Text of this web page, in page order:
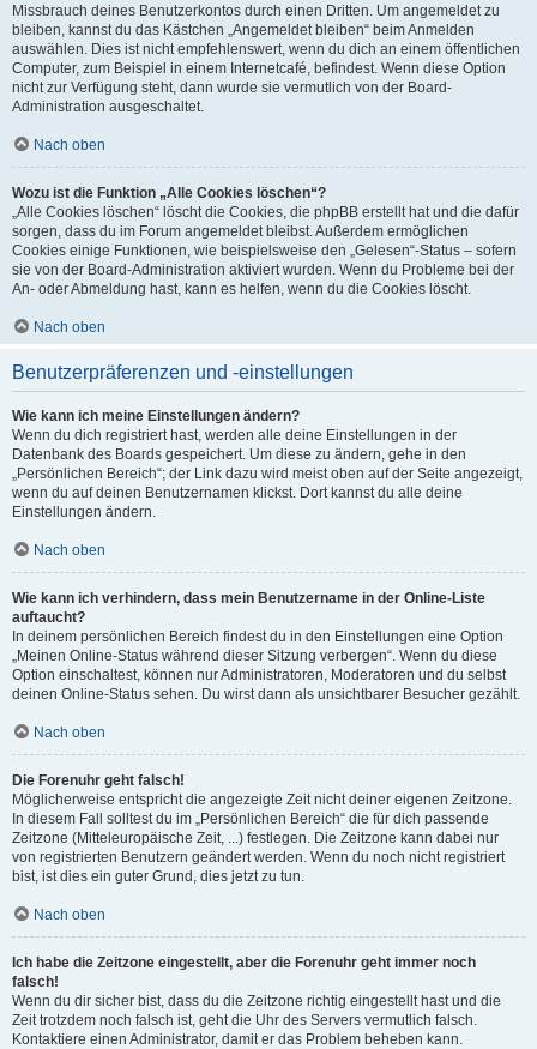
Missbrauch deines Benutzerkontos durch einen Dritten. Um angemeldet zu
bleiben, kannst du das Kästchen „Angemeldet bleiben“ beim Anmelden
auswählen. Dies ist nicht empfehlenswert, wenn du dich an einem öffentlichen
Computer, zum Beispiel in einem Internetcafé, befindest. Wenn diese Option
nicht zur Verfügung steht, dann wurde sie vermutlich von der Board-
Administration ausgeschaltet.
Nach oben
Wozu ist die Funktion „Alle Cookies löschen“?
„Alle Cookies löschen“ löscht die Cookies, die phpBB erstellt hat und die dafür
sorgen, dass du im Forum angemeldet bleibst. Außerdem ermöglichen
Cookies einige Funktionen, wie beispielsweise den „Gelesen“-Status – sofern
sie von der Board-Administration aktiviert wurden. Wenn du Probleme bei der
An- oder Abmeldung hast, kann es helfen, wenn du die Cookies löscht.
Nach oben
Benutzerpräferenzen und -einstellungen
Wie kann ich meine Einstellungen ändern?
Wenn du dich registriert hast, werden alle deine Einstellungen in der
Datenbank des Boards gespeichert. Um diese zu ändern, gehe in den
„Persönlichen Bereich“; der Link dazu wird meist oben auf der Seite angezeigt,
wenn du auf deinen Benutzernamen klickst. Dort kannst du alle deine
Einstellungen ändern.
Nach oben
Wie kann ich verhindern, dass mein Benutzername in der Online-Liste
auftaucht?
In deinem persönlichen Bereich findest du in den Einstellungen eine Option
„Meinen Online-Status während dieser Sitzung verbergen“. Wenn du diese
Option einschaltest, können nur Administratoren, Moderatoren und du selbst
deinen Online-Status sehen. Du wirst dann als unsichtbarer Besucher gezählt.
Nach oben
Die Forenuhr geht falsch!
Möglicherweise entspricht die angezeigte Zeit nicht deiner eigenen Zeitzone.
In diesem Fall solltest du im „Persönlichen Bereich“ die für dich passende
Zeitzone (Mitteleuropäische Zeit, ...) festlegen. Die Zeitzone kann dabei nur
von registrierten Benutzern geändert werden. Wenn du noch nicht registriert
bist, ist dies ein guter Grund, dies jetzt zu tun.
Nach oben
Ich habe die Zeitzone eingestellt, aber die Forenuhr geht immer noch
falsch!
Wenn du dir sicher bist, dass du die Zeitzone richtig eingestellt hast und die
Zeit trotzdem noch falsch ist, geht die Uhr des Servers vermutlich falsch.
Kontaktiere einen Administrator, damit er das Problem beheben kann.